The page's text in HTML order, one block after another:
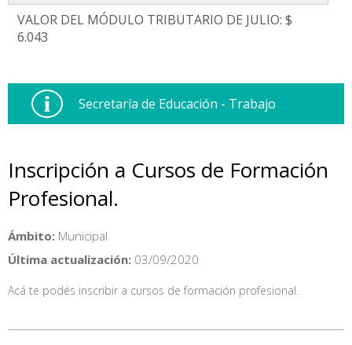
VALOR DEL MÓDULO TRIBUTARIO DE JULIO: $
6.043
Secretaría de Educación - Trabajo
Inscripción a Cursos de Formación
Profesional.
Ámbito: Municipal
Última actualización: 03/09/2020
Acá te podés inscribir a cursos de formación profesional.